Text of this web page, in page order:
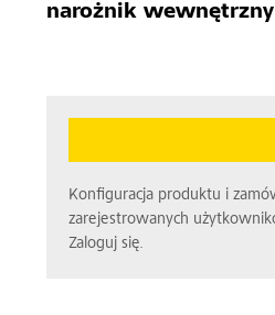
narożnik wewnętrzny
Konfiguracja produktu i
zarejestrowanych
Zaloguj się.